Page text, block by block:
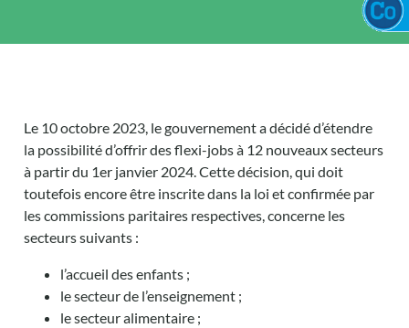
Le 10 octobre 2023, le gouvernement a décidé d’étendre
la possibilité d’offrir des flexi-jobs à 12 nouveaux secteurs
à partir du 1er janvier 2024. Cette décision, qui doit
toutefois encore être inscrite dans la loi et confirmée par
les commissions paritaires respectives, concerne les
secteurs suivants :
l’accueil des enfants ;
le secteur de l’enseignement ;
le secteur alimentaire ;